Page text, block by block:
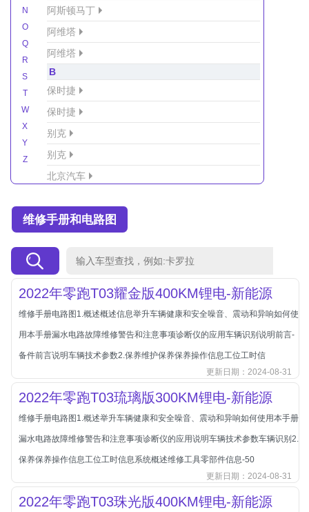
N
O
Q
R
S
T
W
X
Y
Z
阿斯顿马丁
阿维塔
阿维塔
B
保时捷
保时捷
别克
别克
北京汽车
北京越野车
北汽制造
奔腾
奔腾
奔驰
宝沃
宝骏
维修手册和电路图
2022年零跑T03耀金版400KM锂电-新能源
维修手册电路图1.概述概述信息举升车辆健康和安全噪音、震动和异响如何使
用本手册漏水电路故障维修警告和注意事项诊断仪的应用车辆识别说明前言-
备件前言说明车辆技术参数2.保养维护保养保养操作信息工位工时信
更新日期：2024-08-31
2022年零跑T03琉璃版300KM锂电-新能源
维修手册电路图1.概述举升车辆健康和安全噪音、震动和异响如何使用本手册
漏水电路故障维修警告和注意事项诊断仪的应用说明车辆技术参数车辆识别2.
保养保养操作信息工位工时信息系统概述维修工具零部件信息-50
更新日期：2024-08-31
2022年零跑T03珠光版400KM锂电-新能源